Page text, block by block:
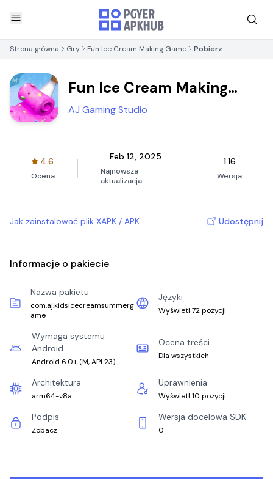
Strona główna Gry Fun Ice Cream Making Game Pobierz
Fun Ice Cream Making
Game
AJ Gaming Studio
4.6
Ocena
Feb 12, 2025
Najnowsza
aktualizacja
1.16
Wersja
Jak zainstalować plik XAPK / APK Udostępnij
Informacje o pakiecie
Nazwa pakietu
com.aj.kidsicecreamsummerg
ame
Języki
Wyświetl 72 pozycji
Wymaga systemu
Android
Android 6.0+(M, API 23)
Ocena treści
Dla wszystkich
Architektura
arm64-v8a
Uprawnienia
Wyświetl 10 pozycji
Podpis
Zobacz
Wersja docelowa SDK
0